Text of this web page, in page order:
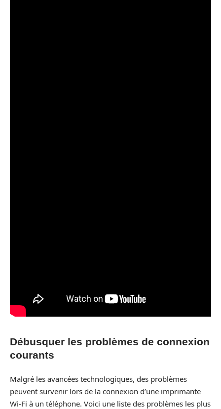
Débusquer les problèmes de connexion
courants
Malgré les avancées technologiques, des problèmes
peuvent survenir lors de la connexion d’une imprimante
Wi-Fi à un téléphone. Voici une liste des problèmes les plus